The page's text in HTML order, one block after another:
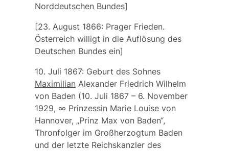
Norddeutschen Bundes]
[23. August 1866: Prager Frieden.
Österreich willigt in die Auflösung des
Deutschen Bundes ein]
10. Juli 1867: Geburt des Sohnes
Maximilian Alexander Friedrich Wilhelm
von Baden (10. Juli 1867 – 6. November
1929, ∞ Prinzessin Marie Louise von
Hannover, „Prinz Max von Baden“,
Thronfolger im Großherzogtum Baden
und der letzte Reichskanzler des